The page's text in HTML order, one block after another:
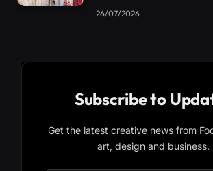
26/07/2026
Subscribe to
Get the latest creative news from
art, design and business.